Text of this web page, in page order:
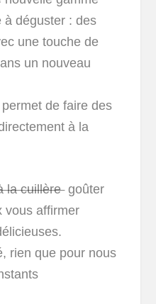
à déguster : des
une touche de
un nouveau
de faire des
à la
la cuillèregoûter
vous affirmer
rien que pour nous